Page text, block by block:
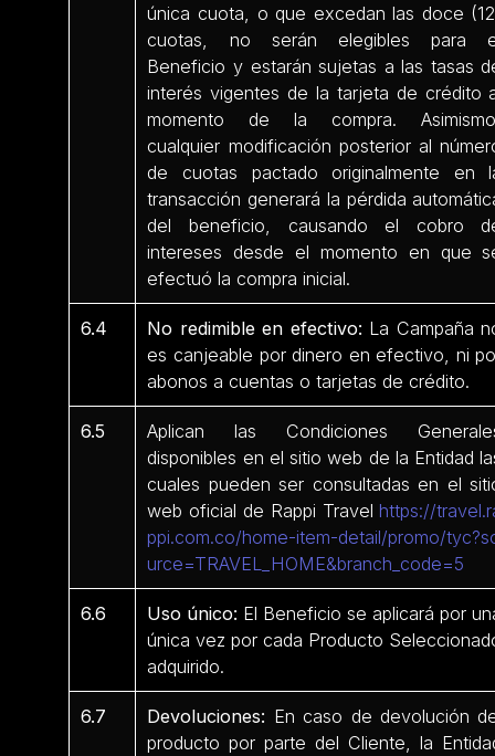
única cuota, o que excedan las doce
cuotas, no serán elegibles para
Beneficio y estarán sujetas a las tasas
interés vigentes de la tarjeta de crédito
momento de la compra.
cualquier modificación posterior al
de cuotas pactado originalmente en
transacción generará la pérdida
del beneficio, causando el cobro
intereses desde el momento en que
efectuó la compra inicial.
6.4 No redimible en efectivo: La Campaña
es canjeable por dinero en efectivo, ni
abonos a cuentas o tarjetas de crédito.
6.5
Aplican las Condiciones
disponibles en el sitio web de la Entidad
cuales pueden ser consultadas en el
web oficial de Rappi Travelhttps://
ppi.com.co/home-item-detail/promo/
urce=TRAVEL_HOME&branch_code=5
6.6 Uso único: El Beneficio se aplicará por
única vez por cada Producto
adquirido.
6.7 Devoluciones: En caso de devolución
producto por parte del Cliente, la